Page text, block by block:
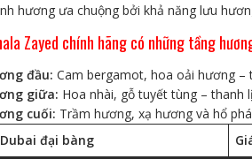
hương ưa chuộng bởi khả năng lưu
Zayed chính hãng có những tầng
đầu: Cam bergamot, hoa oải hương –
giữa: Hoa nhài, gỗ tuyết tùng – thanh
cuối: Trầm hương, xạ hương và hổ
đại bàng